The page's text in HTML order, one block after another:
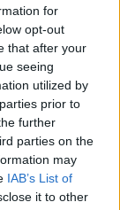
for
opt-out
that after your
seeing
utilized by
prior to
further
parties on the
may
IAB’s List of
it to other